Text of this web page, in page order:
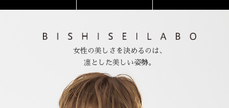
女性の美しさを決めるのは、
凛とした美しい姿勢。